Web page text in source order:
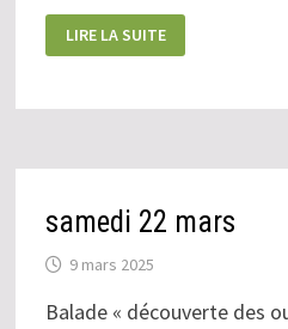
LES
TRACES
DE
LIRE LA SUITE
samedi 22 mars
9 mars 2025
Balade « découverte des